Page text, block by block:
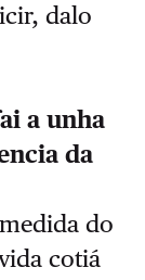
dalo
a unha
da
do
cotiá